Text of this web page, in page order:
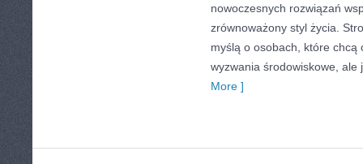
nowoczesnych rozwiązań
zrównoważony styl życia.
myślą o osobach, które chcą
wyzwania środowiskowe, ale
More ]